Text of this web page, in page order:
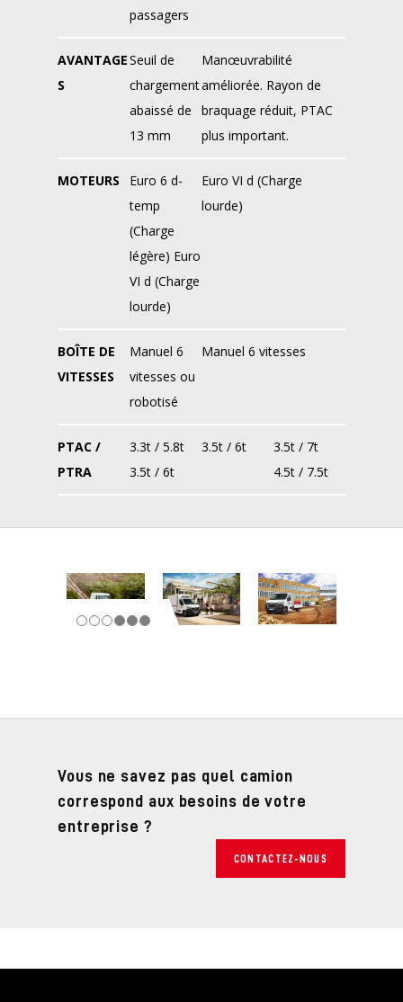
passagers
AVANTAGE
S
Seuil de
chargement
abaissé de
13 mm
Manœuvrabilité
améliorée. Rayon de
braquage réduit, PTAC
plus important.
MOTEURS
Euro 6 d-
temp
(Charge
légère) Euro
VI d (Charge
lourde)
Euro VI d (Charge
lourde)
BOÎTE DE
VITESSES
Manuel 6
vitesses ou
robotisé
Manuel 6 vitesses
PTAC /
PTRA
3.3t / 5.8t
3.5t / 6t
3.5t / 6t
3.5t / 7t
4.5t / 7.5t
Vous ne savez pas quel camion
correspond aux besoins de votre
entreprise ?
CONTACTEZ-NOUS